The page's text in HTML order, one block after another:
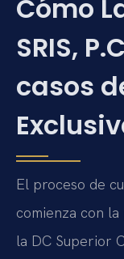
Cómo
SRIS,
casos
El proceso de
comienza con
la DC Superior